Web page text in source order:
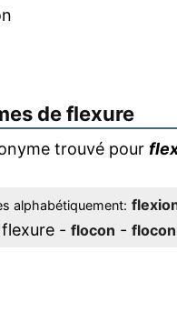
deflexure
trouvé pour
alphabétiquement:
- flocon -